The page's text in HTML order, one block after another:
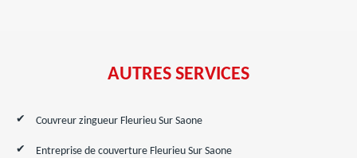
AUTRES SERVICES
Couvreur zingueur Fleurieu Sur Saone
Entreprise de couverture Fleurieu Sur Saone